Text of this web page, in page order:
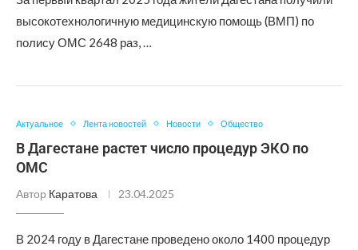
высокотехнологичную медицинскую помощь (ВМП) по
полису ОМС 2648 раз, …
Актуальное Лента новостей Новости Общество
В Дагестане растет число процедур ЭКО по
ОМС
Автор Каратова 23.04.2025
В 2024 году в Дагестане проведено около 1400 процедур